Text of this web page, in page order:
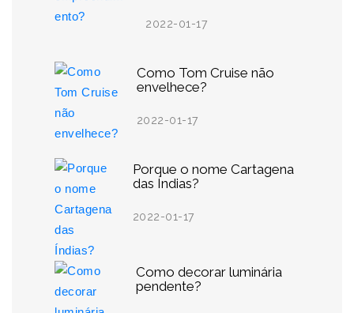
2022-01-17
Como Tom Cruise não
envelhece?
2022-01-17
Porque o nome Cartagena
das Índias?
2022-01-17
Como decorar luminária
pendente?